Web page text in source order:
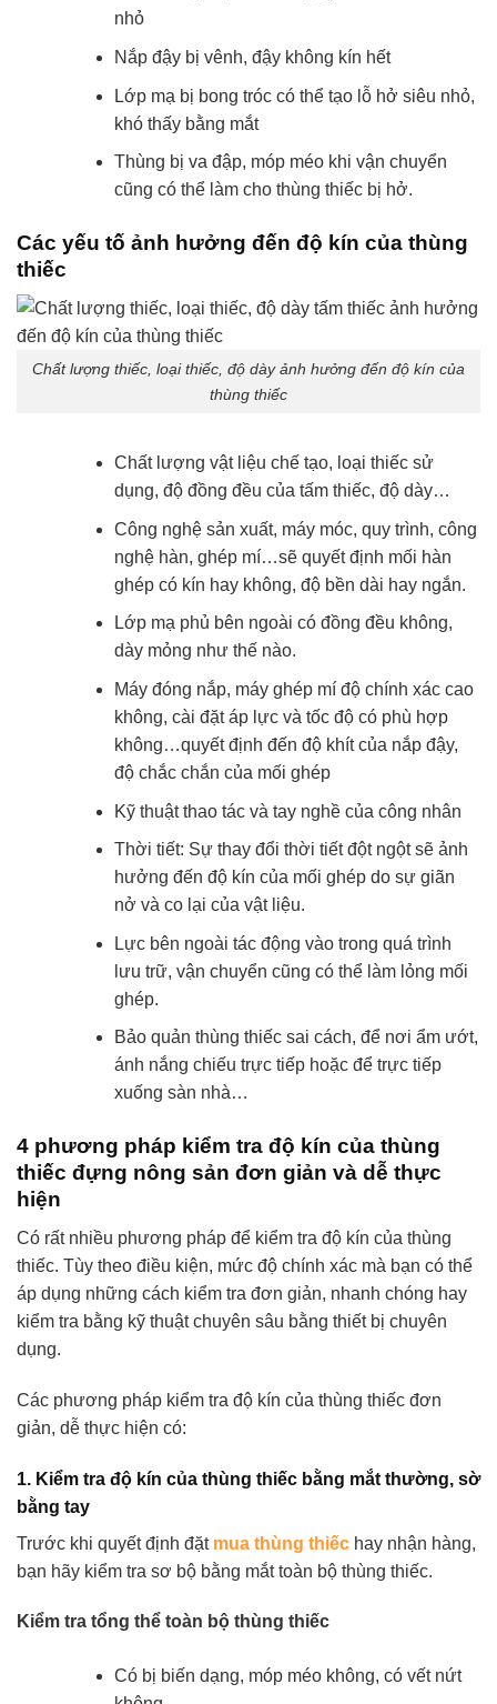
nhỏ
Nắp đậy bị vênh, đậy không kín hết
Lớp mạ bị bong tróc có thể tạo lỗ hở siêu nhỏ,
khó thấy bằng mắt
Thùng bị va đập, móp méo khi vận chuyển
cũng có thể làm cho thùng thiếc bị hở.
Các yếu tố ảnh hưởng đến độ kín của thùng
thiếc
Chất lượng thiếc, loại thiếc, độ dày ảnh hưởng đến độ kín của
thùng thiếc
Chất lượng vật liệu chế tạo, loại thiếc sử
dụng, độ đồng đều của tấm thiếc, độ dày…
Công nghệ sản xuất, máy móc, quy trình, công
nghệ hàn, ghép mí…sẽ quyết định mối hàn
ghép có kín hay không, độ bền dài hay ngắn.
Lớp mạ phủ bên ngoài có đồng đều không,
dày mỏng như thế nào.
Máy đóng nắp, máy ghép mí độ chính xác cao
không, cài đặt áp lực và tốc độ có phù hợp
không…quyết định đến độ khít của nắp đậy,
độ chắc chắn của mối ghép
Kỹ thuật thao tác và tay nghề của công nhân
Thời tiết: Sự thay đổi thời tiết đột ngột sẽ ảnh
hưởng đến độ kín của mối ghép do sự giãn
nở và co lại của vật liệu.
Lực bên ngoài tác động vào trong quá trình
lưu trữ, vận chuyển cũng có thể làm lỏng mối
ghép.
Bảo quản thùng thiếc sai cách, để nơi ẩm ướt,
ánh nắng chiếu trực tiếp hoặc để trực tiếp
xuống sàn nhà…
4 phương pháp kiểm tra độ kín của thùng
thiếc đựng nông sản đơn giản và dễ thực
hiện
Có rất nhiều phương pháp để kiểm tra độ kín của thùng
thiếc. Tùy theo điều kiện, mức độ chính xác mà bạn có thể
áp dụng những cách kiểm tra đơn giản, nhanh chóng hay
kiểm tra bằng kỹ thuật chuyên sâu bằng thiết bị chuyên
dụng.
Các phương pháp kiểm tra độ kín của thùng thiếc đơn
giản, dễ thực hiện có:
1. Kiểm tra độ kín của thùng thiếc bằng mắt thường, sờ
bằng tay
Trước khi quyết định đặt mua thùng thiếc hay nhận hàng,
bạn hãy kiểm tra sơ bộ bằng mắt toàn bộ thùng thiếc.
Kiểm tra tổng thể toàn bộ thùng thiếc
Có bị biến dạng, móp méo không, có vết nứt